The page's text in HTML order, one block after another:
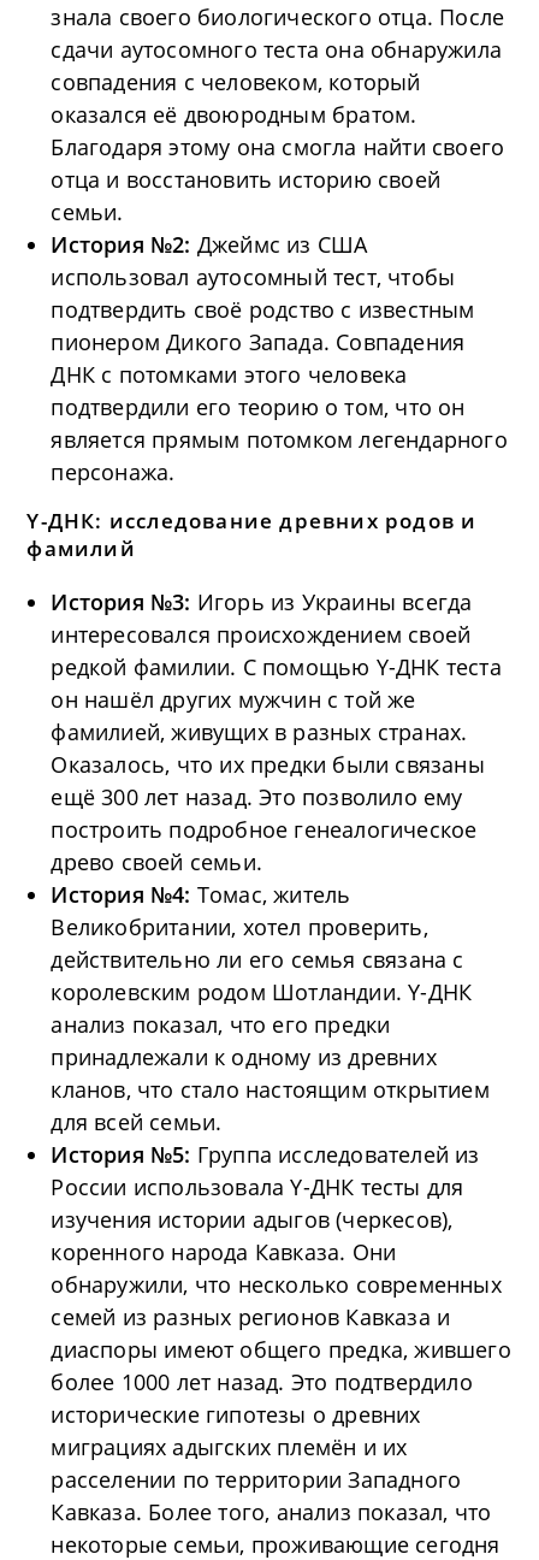
знала своего биологического отца. После
сдачи аутосомного теста она обнаружила
совпадения с человеком, который
оказался её двоюродным братом.
Благодаря этому она смогла найти своего
отца и восстановить историю своей
семьи.
История №2: Джеймс из США
использовал аутосомный тест, чтобы
подтвердить своё родство с известным
пионером Дикого Запада. Совпадения
ДНК с потомками этого человека
подтвердили его теорию о том, что он
является прямым потомком легендарного
персонажа.
Y-ДНК: исследование древних родов и
фамилий
История №3: Игорь из Украины всегда
интересовался происхождением своей
редкой фамилии. С помощью Y-ДНК теста
он нашёл других мужчин с той же
фамилией, живущих в разных странах.
Оказалось, что их предки были связаны
ещё 300 лет назад. Это позволило ему
построить подробное генеалогическое
древо своей семьи.
История №4: Томас, житель
Великобритании, хотел проверить,
действительно ли его семья связана с
королевским родом Шотландии. Y-ДНК
анализ показал, что его предки
принадлежали к одному из древних
кланов, что стало настоящим открытием
для всей семьи.
История №5: Группа исследователей из
России использовала Y-ДНК тесты для
изучения истории адыгов (черкесов),
коренного народа Кавказа. Они
обнаружили, что несколько современных
семей из разных регионов Кавказа и
диаспоры имеют общего предка, жившего
более 1000 лет назад. Это подтвердило
исторические гипотезы о древних
миграциях адыгских племён и их
расселении по территории Западного
Кавказа. Более того, анализ показал, что
некоторые семьи, проживающие сегодня